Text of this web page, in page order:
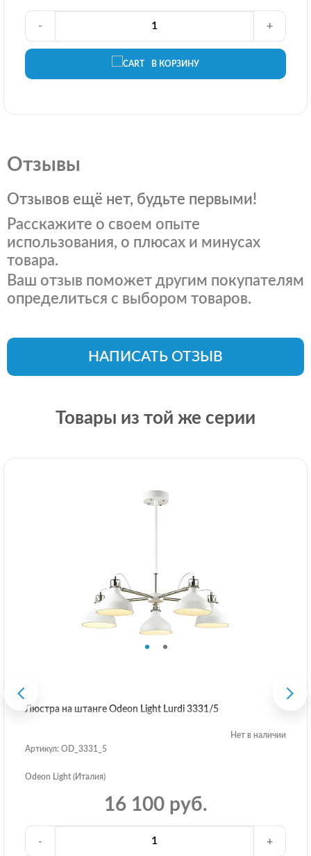
В КОРЗИНУ
- +
Отзывы
Отзывов ещё нет, будьте первыми!
Расскажите о своем опыте
использования, о плюсах и минусах
товара.
Ваш отзыв поможет другим покупателям
определиться с выбором товаров.
НАПИСАТЬ ОТЗЫВ
Товары из той же серии
Люстра на штанге Odeon Light Lurdi 3331/5
Нет в наличии
Артикул: OD_3331_5
Odeon Light (Италия)
16 100 руб.
- +